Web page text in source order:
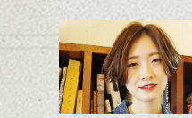
シバタ
ワックスとオイル、バー
ム等の質感を調整しやす
いものを全体になじませ
ながら
整えるだけですよ。
たのでいろいろ見て下さ
いね。
今後の更新もお楽しみ
に！